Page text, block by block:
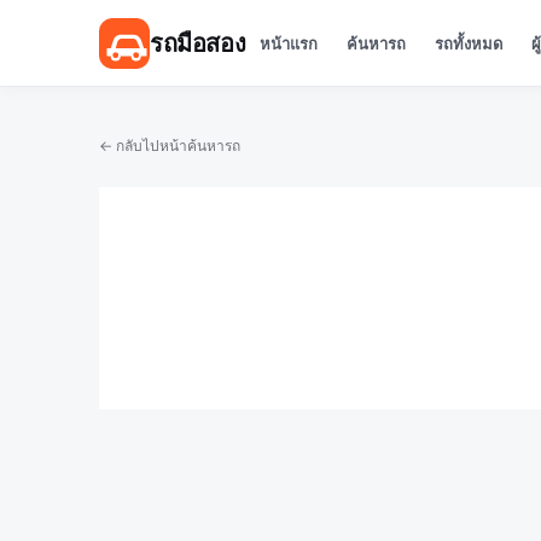
รถมือสอง หน้าแรก ค้นหารถ รถทั้งหมด
← กลับไปหน้าค้นหารถ